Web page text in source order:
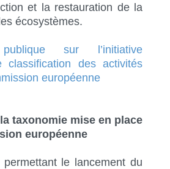
et la restauration de la
écosystèmes.
publique sur l’initiative
classification des activités
européenne
taxonomie mise en place
européenne
le lancement du